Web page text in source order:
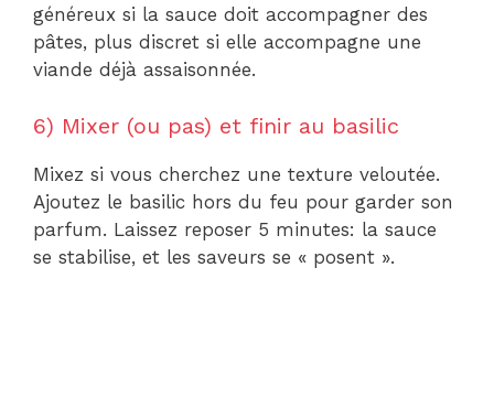
généreux si la sauce doit accompagner des
pâtes, plus discret si elle accompagne une
viande déjà assaisonnée.
6) Mixer (ou pas) et finir au basilic
Mixez si vous cherchez une texture veloutée.
Ajoutez le basilic hors du feu pour garder son
parfum. Laissez reposer 5 minutes: la sauce
se stabilise, et les saveurs se « posent ».